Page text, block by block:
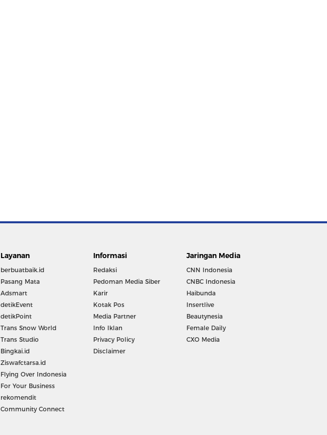
Layanan
berbuatbaik.id
Pasang Mata
Adsmart
detikEvent
detikPoint
Trans Snow World
Trans Studio
Bingkai.id
Ziswafctarsa.id
Flying Over Indonesia
For Your Business
rekomendit
Community Connect
Informasi
Redaksi
Pedoman Media Siber
Karir
Kotak Pos
Media Partner
Info Iklan
Privacy Policy
Disclaimer
Jaringan Media
CNN Indonesia
CNBC Indonesia
Haibunda
Insertlive
Beautynesia
Female Daily
CXO Media